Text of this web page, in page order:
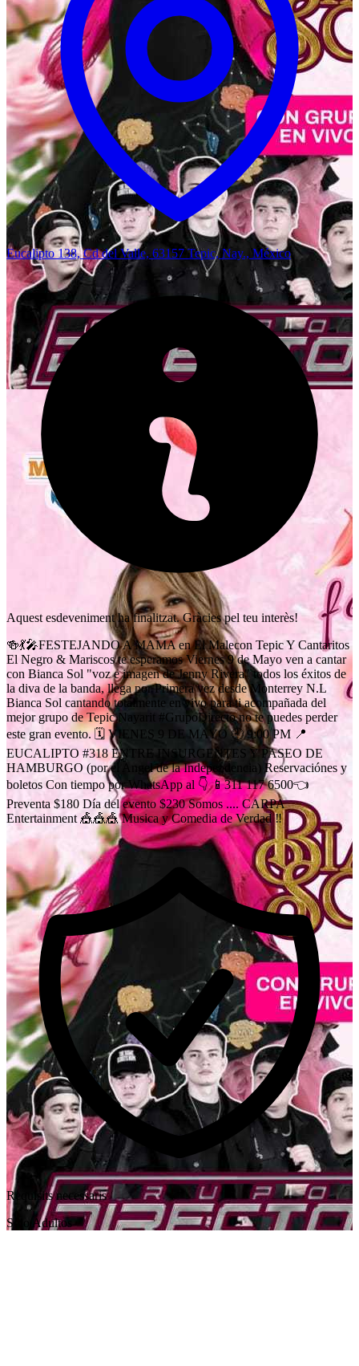
Eucalipto 138, Cd del Valle, 63157 Tepic, Nay., México
Aquest esdeveniment ha finalitzat. Gràcies pel teu interès!
🍻💃🎤FESTEJANDO A MAMA en El Malecon Tepic Y Cantaritos
El Negro & Mariscos te esperamos Viernes 9 de Mayo ven a cantar
con Bianca Sol "voz e imagen de Jenny Rivera" todos los éxitos de
la diva de la banda, llega por Primera vez desde Monterrey N.L
Bianca Sol cantando totalmente en vivo para ti acompañada del
mejor grupo de Tepic Nayarit #GrupoDirecto no te puedes perder
este gran evento. 🗓️ VIENES 9 DE MAYO 🕘 9:00 PM 📍
EUCALIPTO #318 ENTRE INSURGENTES Y PASEO DE
HAMBURGO (por el Angel de la Independencia) Reservaciónes y
boletos Con tiempo por WhatsApp al 👇 📱311 117 6500👈
Preventa $180 Día del evento $230 Somos .... CARPA
Entertainment 🎪🎪🎪 Musica y Comedia de Verdad ‼️
Requisits necessaris
Solo Adultos